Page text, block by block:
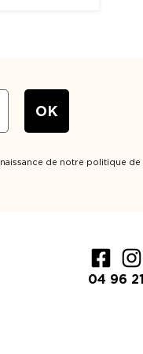
de notre politique de
04 96